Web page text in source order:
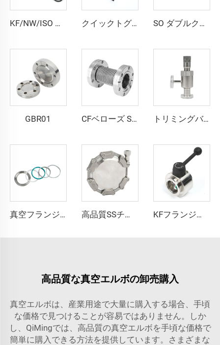
KF/NW/ISO 真空センタリングOリング FKM/NBR 標準ゴムシールガスケット交換用Oリングフィッティング 半導体用 クイックトグルクランプ アルミニウム製 KF/NW 真空ラニヤード 弾簧式リリース付き KF16-KF50 パイプフィッティング 高品質 NW16/NW25/NW40/NW50 クイックトグルクランプ SO ダブルクラウクランプ SS304 フランジM8/M10/M12/M12*95 低圧用ステンレス鋼バキュームパイプ継手
GBR01 CFベローズ SUS304 SUS316L ステンレス鋼 鍛造品 CF16/CF35/CF63 柔軟性ベローズホース 高真空継手 固定・回転可能フランジ トリミングバルブ KF16 ステンレス鋼 SS304/SS316L フッ素ゴム NW16 シャフトシール バタフライ構造
真空フランジ観察ポート KF/NW SS304/SS316L ステンレス鋼ユニオンサイトグラス KF16-KF50 NW16-NW50 継手 高品質SSチェーンクランプ SS304ステンレス鋼真空パイプクランプ継手 KF16-160 強力CNCシール NW16-160 鍛造 KFフランジ式バタフライバルブ KF25/KF40/KF50 高品質 SS304/SS316L 真空スイベルバルブ プレート FKMシール付き ステンレス鋼製 流量調整式 NW25/NW40/NW50
高品質な真空エルボの卸売購入
真空エルボは、産業用途で大量に購入する場合、手頃
な価格で見つけることが容易ではありません。しか
し、QiMingでは、高品質の真空エルボを手頃な価格で
簡単に購入できる方法を提供しています。さまざまな